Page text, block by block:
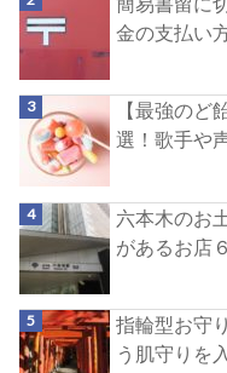
金の支払い
【最強のど
選！歌手や
六本木のお
があるお店
指輪型お守
う肌守りを